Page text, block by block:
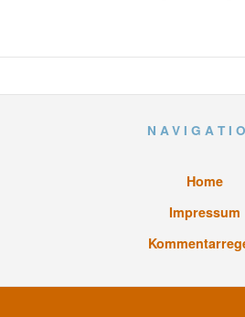
Home
Impressum